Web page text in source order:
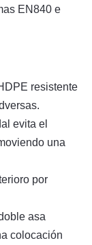
EN840 e
resistente
evita el
una
por
asa
colocación